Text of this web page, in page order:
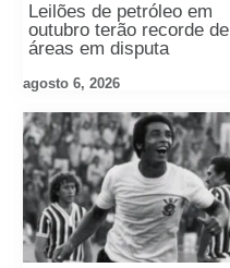
Leilões de petróleo em
outubro terão recorde de
áreas em disputa
agosto 6, 2026